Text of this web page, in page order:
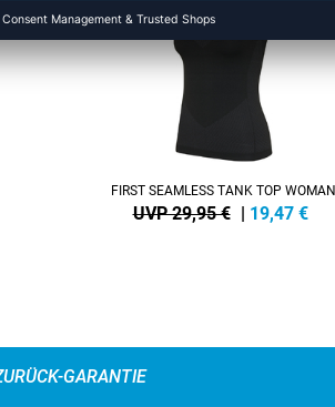
FIRST SEAMLESS TANK TOP WOMAN
UVP 29,95 € | 19,47 €
GARANTIE